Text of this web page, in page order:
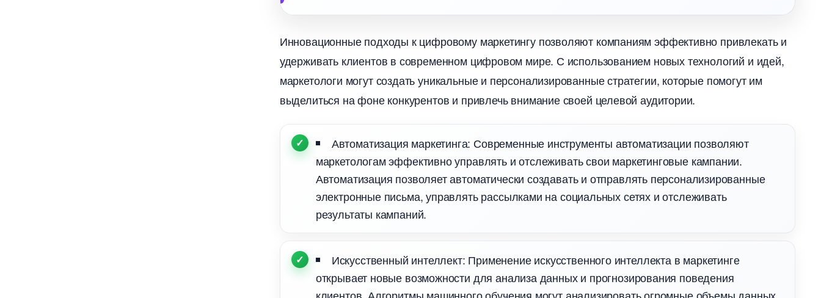
Инновационные подходы к цифровому маркетингу позволяют компаниям эффективно привлекать и
удерживать клиентов в современном цифровом мире. С использованием новых технологий и идей,
маркетологи могут создать уникальные и персонализированные стратегии, которые помогут им
ыделиться на фоне конкурентов и привлечь внимание своей целевой аудитории.
Автоматизация маркетинга: Современные инструменты автоматизации позволяют
маркетологам эффективно управлять и отслеживать свои маркетинговые кампании.
Автоматизация позволяет автоматически создавать и отправлять персонализированные
электронные письма, управлять рассылками на социальных сетях и отслеживать
результаты кампаний.
Искусственный интеллект: Применение искусственного интеллекта в маркетинге
открывает новые возможности для анализа данных и прогнозирования поведения